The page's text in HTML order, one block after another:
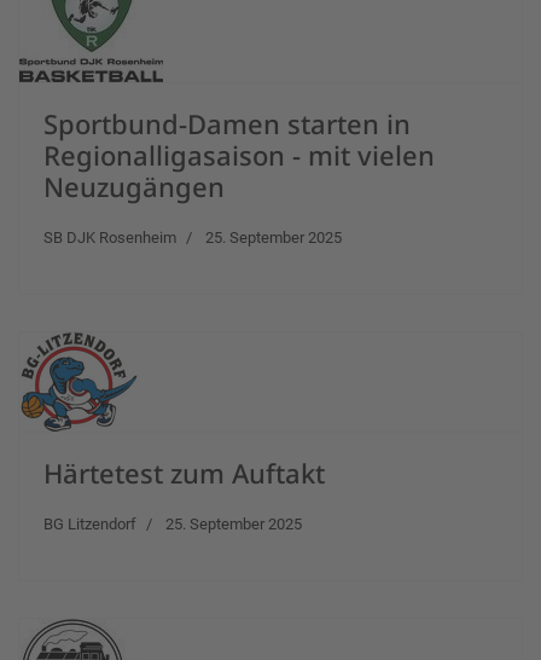
Sportbund-Damen starten in
Regionalligasaison - mit vielen
Neuzugängen
SB DJK Rosenheim 25. September 2025
Härtetest zum Auftakt
BG Litzendorf 25. September 2025